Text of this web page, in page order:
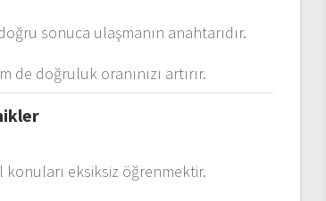
sonuca ulaşmanın anahtarıdır.
de doğruluk oranınızı artırır.
konuları eksiksiz öğrenmektir.